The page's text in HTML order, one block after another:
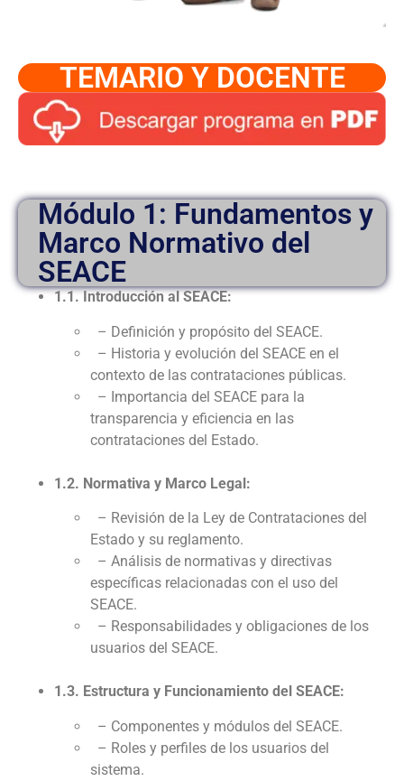
TEMARIO Y DOCENTE
Módulo 1: Fundamentos y
Marco Normativo del
SEACE
1.1. Introducción al SEACE:
– Definición y propósito del SEACE.
– Historia y evolución del SEACE en el
contexto de las contrataciones públicas.
– Importancia del SEACE para la
transparencia y eficiencia en las
contrataciones del Estado.
1.2. Normativa y Marco Legal:
– Revisión de la Ley de Contrataciones del
Estado y su reglamento.
– Análisis de normativas y directivas
específicas relacionadas con el uso del
SEACE.
– Responsabilidades y obligaciones de los
usuarios del SEACE.
1.3. Estructura y Funcionamiento del SEACE:
– Componentes y módulos del SEACE.
– Roles y perfiles de los usuarios del
sistema.